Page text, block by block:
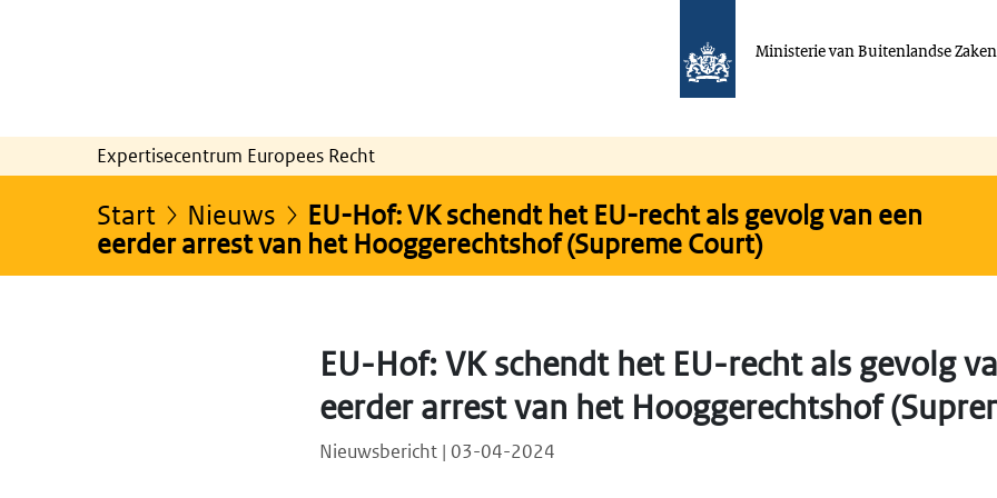
Ministerie van Buitenlandse Zaken
Expertisecentrum Europees Recht
Start Nieuws
EU-Hof: VK schendt het EU-recht als gevolg van een
eerder arrest van het Hooggerechtshof (Supreme Court)
EU-Hof: VK schendt het EU-recht als gevolg
eerder arrest van het Hooggerechtshof
Nieuwsbericht | 03-04-2024